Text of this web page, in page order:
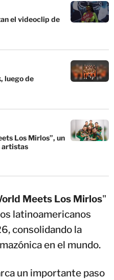
el videoclip de
luego de
Los Mirlos”, un
artistas
Meets Los Mirlos"
latinoamericanos
consolidando la
en el mundo.
un importante paso